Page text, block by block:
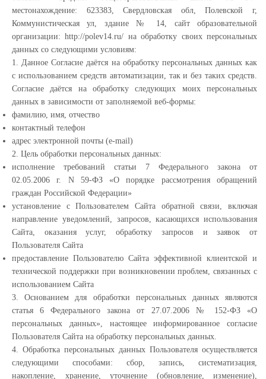
местонахождение: 623383, Свердловская обл, Полевской г,
Коммунистическая ул, здание № 14, сайт образовательной
организации: http://polev14.ru/ на обработку своих персональных
данных со следующими условиям:
1. Данное Согласие даётся на обработку персональных данных как
с использованием средств автоматизации, так и без таких средств.
Согласие даётся на обработку следующих моих персональных
данных в зависимости от заполняемой веб-формы:
фамилию, имя, отчество
контактный телефон
адрес электронной почты (e-mail)
2. Цель обработки персональных данных:
исполнение требований статьи 7 Федерального закона от
02.05.2006 г. N 59-ФЗ «О порядке рассмотрения обращений
граждан Российской Федерации»
установление с Пользователем Сайта обратной связи, включая
направление уведомлений, запросов, касающихся использования
Сайта, оказания услуг, обработку запросов и заявок от
Пользователя Сайта
предоставление Пользователю Сайта эффективной клиентской и
технической поддержки при возникновении проблем, связанных с
использованием Сайта
3. Основанием для обработки персональных данных являются
статья 6 Федерального закона от 27.07.2006 № 152-ФЗ «О
персональных данных», настоящее информированное согласие
Пользователя Сайта на обработку персональных данных.
4. Обработка персональных данных Пользователя осуществляется
следующими способами: сбор, запись, систематизация,
накопление, хранение, уточнение (обновление, изменение),